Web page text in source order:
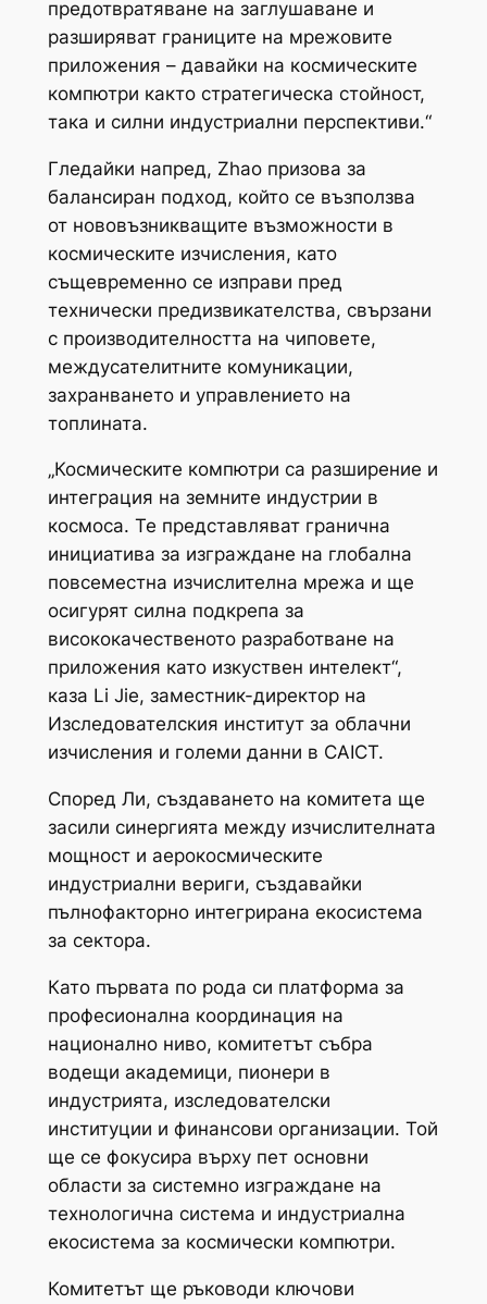
предотвратяване на заглушаване и
разширяват границите на мрежовите
приложения – давайки на космическите
компютри както стратегическа стойност,
така и силни индустриални перспективи.“
Гледайки напред, Zhao призова за
балансиран подход, който се възползва
от нововъзникващите възможности в
космическите изчисления, като
същевременно се изправи пред
технически предизвикателства, свързани
с производителността на чиповете,
междусателитните комуникации,
захранването и управлението на
топлината.
„Космическите компютри са разширение и
интеграция на земните индустрии в
космоса. Те представляват гранична
инициатива за изграждане на глобална
повсеместна изчислителна мрежа и ще
осигурят силна подкрепа за
висококачественото разработване на
приложения като изкуствен интелект“,
каза Li Jie, заместник-директор на
Изследователския институт за облачни
изчисления и големи данни в CAICT.
Според Ли, създаването на комитета ще
засили синергията между изчислителната
мощност и аерокосмическите
индустриални вериги, създавайки
пълнофакторно интегрирана екосистема
за сектора.
Като първата по рода си платформа за
професионална координация на
национално ниво, комитетът събра
водещи академици, пионери в
индустрията, изследователски
институции и финансови организации. Той
ще се фокусира върху пет основни
области за системно изграждане на
технологична система и индустриална
екосистема за космически компютри.
Комитетът ще ръководи ключови